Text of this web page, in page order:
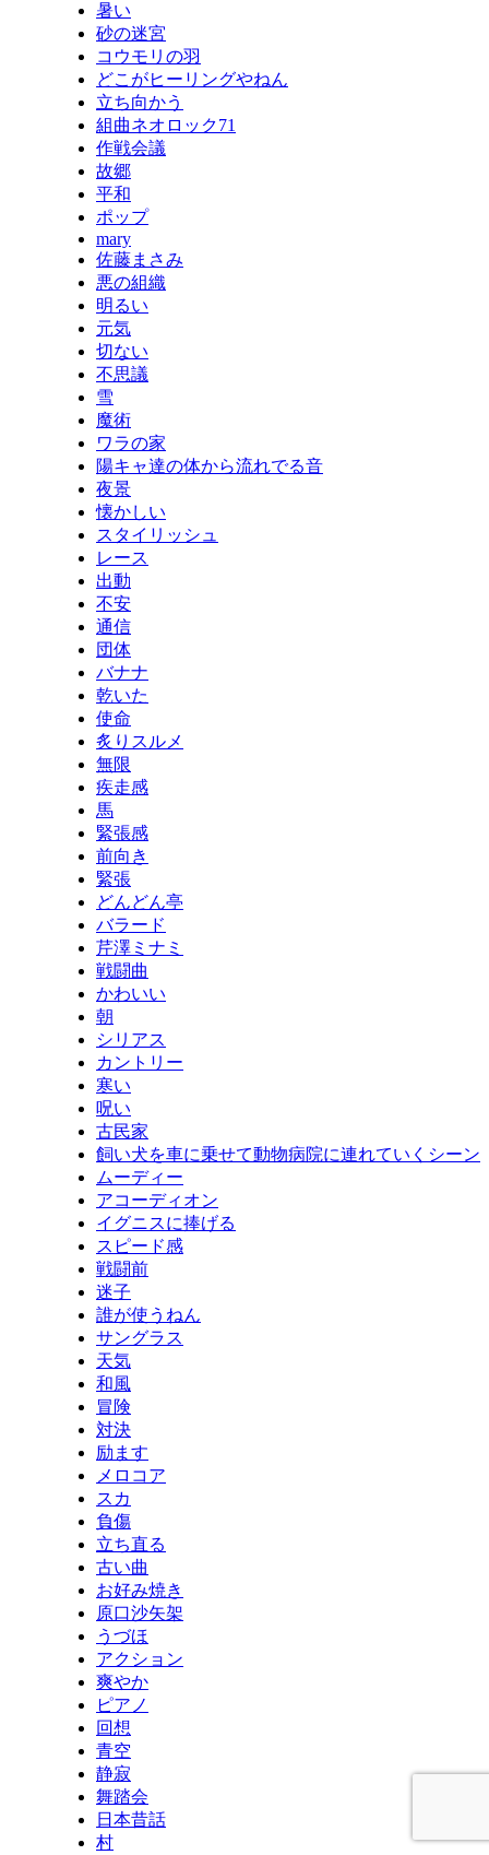
暑い
砂の迷宮
コウモリの羽
どこがヒーリングやねん
立ち向かう
組曲ネオロック71
作戦会議
故郷
平和
ポップ
mary
佐藤まさみ
悪の組織
明るい
元気
切ない
不思議
雪
魔術
ワラの家
陽キャ達の体から流れでる音
夜景
懐かしい
スタイリッシュ
レース
出動
不安
通信
団体
バナナ
乾いた
使命
炙りスルメ
無限
疾走感
馬
緊張感
前向き
緊張
どんどん亭
バラード
芹澤ミナミ
戦闘曲
かわいい
朝
シリアス
カントリー
寒い
呪い
古民家
飼い犬を車に乗せて動物病院に連れていくシーン
ムーディー
アコーディオン
イグニスに捧げる
スピード感
戦闘前
迷子
誰が使うねん
サングラス
天気
和風
冒険
対決
励ます
メロコア
スカ
負傷
立ち直る
古い曲
お好み焼き
原口沙矢架
うづほ
アクション
爽やか
ピアノ
回想
青空
静寂
舞踏会
日本昔話
村